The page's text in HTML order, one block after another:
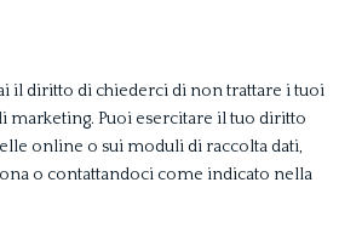
il diritto di chiederci di non trattare i tuoi
marketing. Puoi esercitare il tuo diritto
online o sui moduli di raccolta dati,
o contattandoci come indicato nella